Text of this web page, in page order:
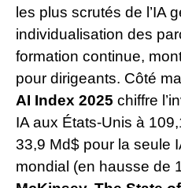
les plus scrutés de l’IA
individualisation des
formation continue,
pour dirigeants. Côté
AI Index 2025 chiffre
IA aux États-Unis à
33,9 Md$ pour la seule
mondial (en hausse de